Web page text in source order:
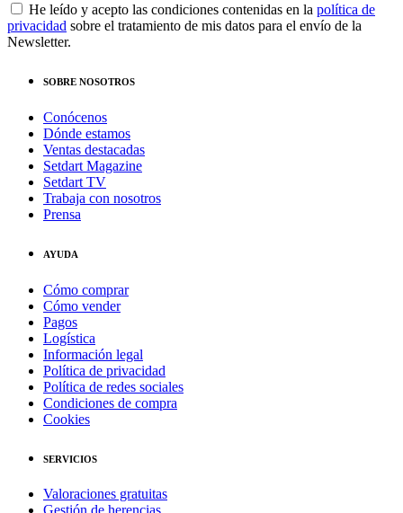
He leído y acepto las condiciones contenidas en la política de
privacidad sobre el tratamiento de mis datos para el envío de la
Newsletter.
SOBRE NOSOTROS
Conócenos
Dónde estamos
Ventas destacadas
Setdart Magazine
Setdart TV
Trabaja con nosotros
Prensa
AYUDA
Cómo comprar
Cómo vender
Pagos
Logística
Información legal
Política de privacidad
Política de redes sociales
Condiciones de compra
Cookies
SERVICIOS
Valoraciones gratuitas